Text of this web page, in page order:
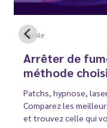
Carole
Arrêter de
méthode
Patchs, hypnose,
Comparez les
et trouvez celle qui